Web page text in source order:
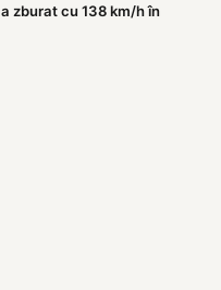
zburat cu 138 km/h în